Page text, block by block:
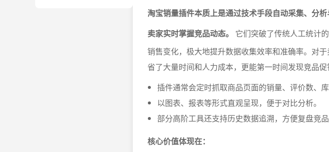
淘宝销量插件本质上是通过技术手段自动采集、分
卖家实时掌握竞品动态。
它们突破了传统人工统计
销售变化，极大地提升数据收集效率和准确率。对
省了大量时间和人力成本，更能第一时间发现竞品促
插件通常会定时抓取商品页面的销量、评价数、
以图表、报表等形式直观呈现，便于对比分析。
部分高阶工具还支持历史数据追溯，方便复盘竞品
核心价值体现在：